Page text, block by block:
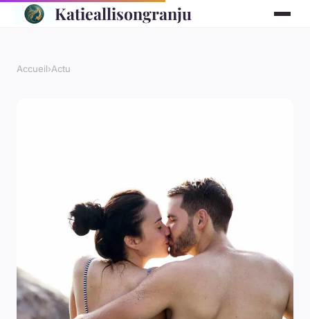
Katieallisongranju
Accueil›Actu